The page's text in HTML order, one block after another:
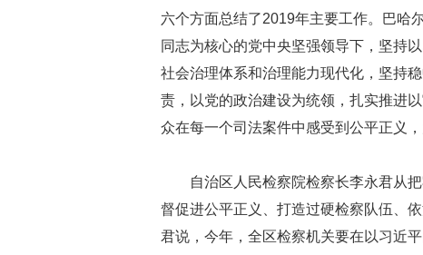
六个方面总结了2019年主要工作。巴哈
同志为核心的党中央坚强领导下，坚持
社会治理体系和治理能力现代化，坚持
责，以党的政治建设为统领，扎实推进
众在每一个司法案件中感受到公平正义
自治区人民检察院检察长李永君从
督促进公平正义、打造过硬检察队伍、
君说，今年，全区检察机关要在以习近